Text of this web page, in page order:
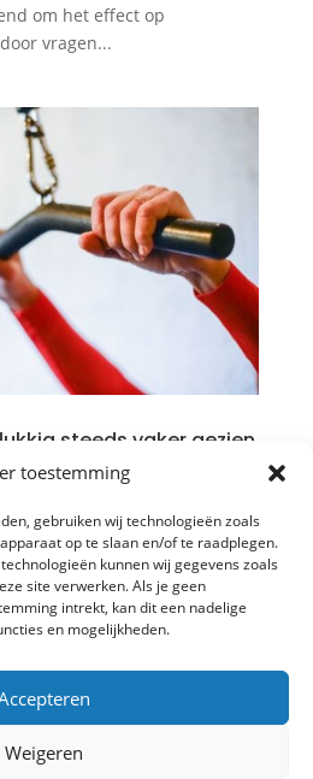
toestemming
gebruiken wij technologieën zoals
op te slaan en/of te raadplegen.
kunnen wij gegevens zoals
site verwerken. Als je geen
intrekt, kan dit een nadelige
en mogelijkheden.
Weigeren
om het effect op
vragen...
steeds vaker gezien
18, 2026|Gezondheid
Training Vitaliteit
Vraag iemand naar
is aanwezig dat het
spierballen, halters en
wordt krachttraining niet
om er...